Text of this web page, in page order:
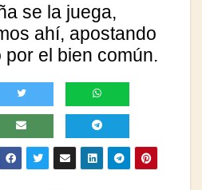
se la juega,
ahí, apostando
el bien común.